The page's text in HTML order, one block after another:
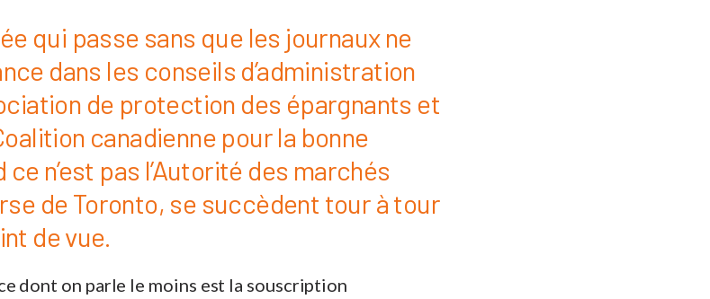
qui passe sans que les journaux ne
dans les conseils d’administration
de protection des épargnants et
canadienne pour la bonne
n’est pas l’Autorité des marchés
de Toronto, se succèdent tour à tour
de vue.
dont on parle le moins est la souscription